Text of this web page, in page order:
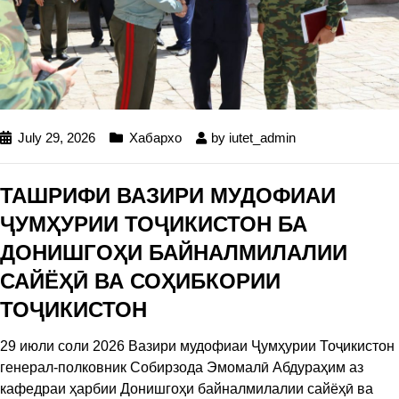
July 29, 2026 Хабархо by iutet_admin
ТАШРИФИ ВАЗИРИ МУДОФИАИ
ҶУМҲУРИИ ТОҶИКИСТОН БА
ДОНИШГОҲИ БАЙНАЛМИЛАЛИИ
САЙЁҲӢ ВА СОҲИБКОРИИ
ТОҶИКИСТОН
29 июли соли 2026 Вазири мудофиаи Ҷумҳурии Тоҷикистон
генерал-полковник Собирзода Эмомалӣ Абдураҳим аз
кафедраи ҳарбии Донишгоҳи байналмилалии сайёҳӣ ва